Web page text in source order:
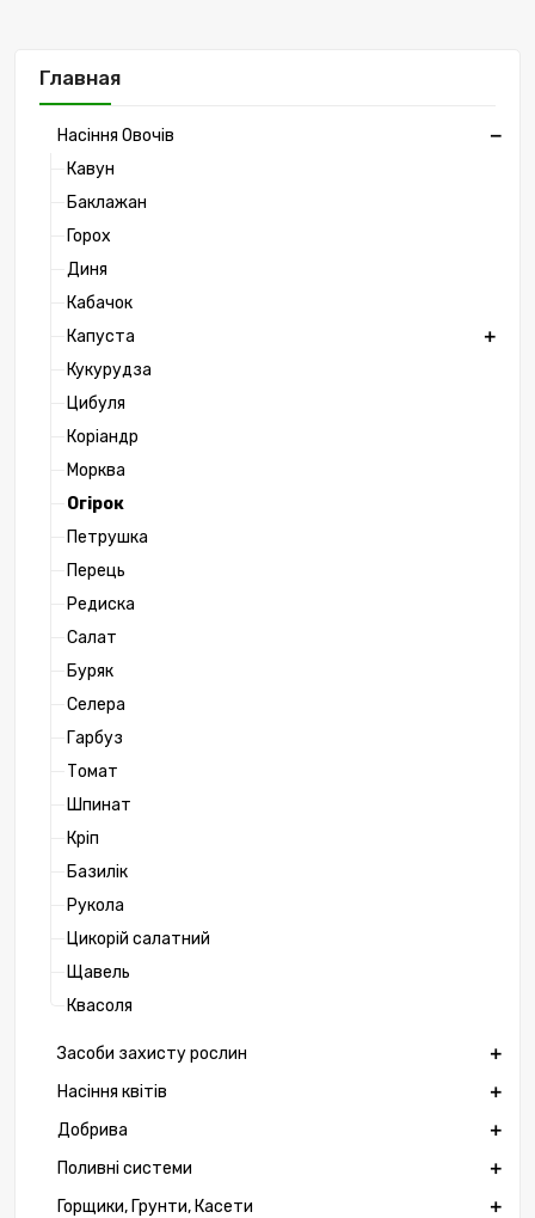
Главная
Насіння Овочів
Кавун
Баклажан
Горох
Диня
Кабачок
Капуста
Кукурудза
Цибуля
Коріандр
Морква
Огірок
Петрушка
Перець
Редиска
Салат
Буряк
Селера
Гарбуз
Томат
Шпинат
Кріп
Базилік
Рукола
Цикорій салатний
Щавель
Квасоля
Засоби захисту рослин
Насіння квітів
Добрива
Поливні системи
Горщики, Грунти, Касети